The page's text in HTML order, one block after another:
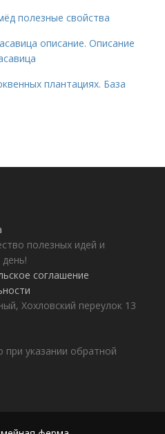
полезные свойства
описание. Описание
плантациях. База
полезных идей и
соглашение
Хохловский переулок 13
указании обратной